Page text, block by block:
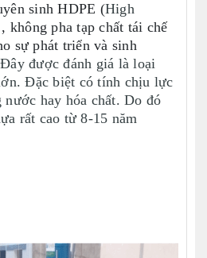
sinh HDPE (High
, không pha tạp chất tái chế
sự phát triển và sinh
được đánh giá là loại
Đặc biệt có tính chịu lực
hay hóa chất. Do đó
rất cao từ 8-15 năm